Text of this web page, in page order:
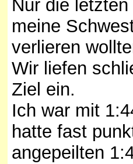
Nur die
meine
verlieren
Wir liefen
Ziel ein.
Ich war mit
hatte fast
angepeilten